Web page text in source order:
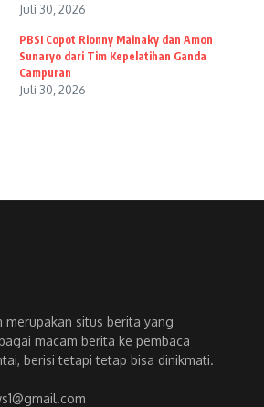
Juli 30, 2026
PBSI Copot Rionny Mainaky dan Amon
Sunaryo dari Tim Kepelatihan Ganda
Campuran
Juli 30, 2026
merupakan situs berita yang
macam berita ke pembaca
berisi tetapi tetap bisa dinikmati.